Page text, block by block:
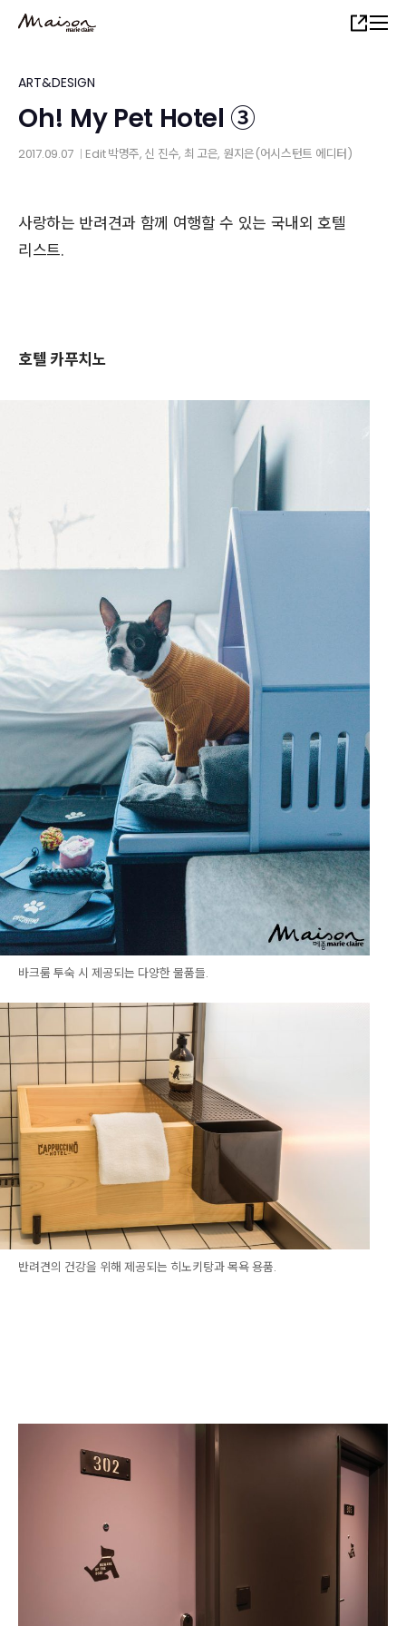
content
Share
ART&DESIGN
Oh! My Pet Hotel ③
2017.09.07 Edit박명주, 신 진수, 최 고은, 원지은(어시스턴트 에디터)
사랑하는 반려견과 함께 여행할 수 있는 국내외 호텔
리스트.
호텔 카푸치노
바크룸 투숙 시 제공되는 다양한 물품들.
반려견의 건강을 위해 제공되는 히노키탕과 목욕 용품.